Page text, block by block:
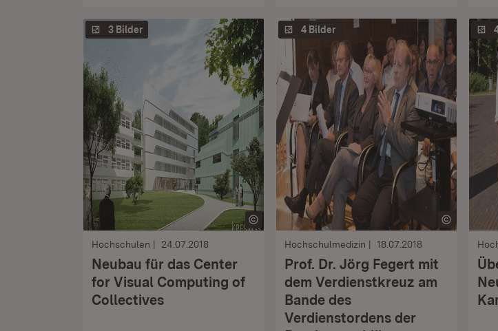
3 Bilder
Hochschulen 24.07.2018
Neubau für das Center
for Visual Computing of
Collectives
4 Bilder
Hochschulmedizin 18.07.2018
Prof. Dr. Jörg Fegert mit
dem Verdienstkreuz am
Bande des
Verdienstordens der